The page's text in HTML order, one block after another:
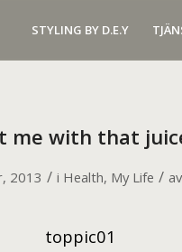
STYLING BY D.E.Y
me with that
2013 / i Health, My Life / av